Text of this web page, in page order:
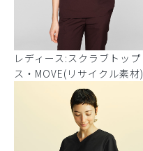
レディース:スクラブトップ
ス・MOVE(リサイクル素材)